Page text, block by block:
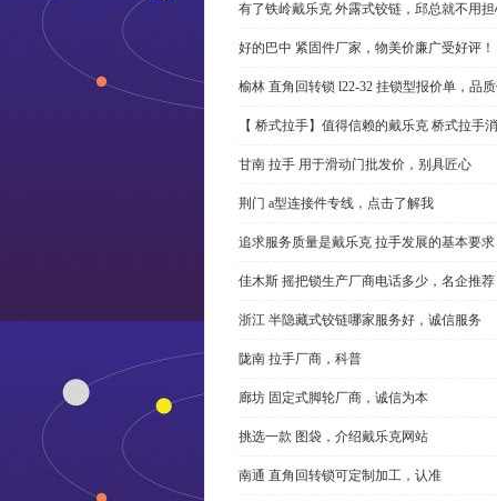
有了铁岭戴乐克 外露式铰链，邱总就不用
好的巴中 紧固件厂家，物美价廉广受好评！
榆林 直角回转锁 l22-32 挂锁型报价单，品
【 桥式拉手】值得信赖的戴乐克 桥式拉手
甘南 拉手 用于滑动门批发价，别具匠心
荆门 a型连接件专线，点击了解我
追求服务质量是戴乐克 拉手发展的基本要求
佳木斯 摇把锁生产厂商电话多少，名企推荐
浙江 半隐藏式铰链哪家服务好，诚信服务
陇南 拉手厂商，科普
廊坊 固定式脚轮厂商，诚信为本
挑选一款 图袋，介绍戴乐克网站
南通 直角回转锁可定制加工，认准